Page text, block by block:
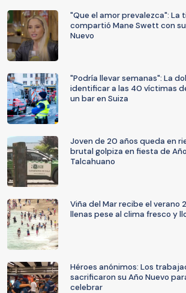
"Que el amor prevalezca": La
compartió Mane Swett con
Nuevo
"Podría llevar semanas": La
identificar a las 40 víctimas
un bar en Suiza
Joven de 20 años queda en
brutal golpiza en fiesta de
Talcahuano
Viña del Mar recibe el verano
llenas pese al clima fresco y
Héroes anónimos: Los
sacrificaron su Año Nuevo
celebrar